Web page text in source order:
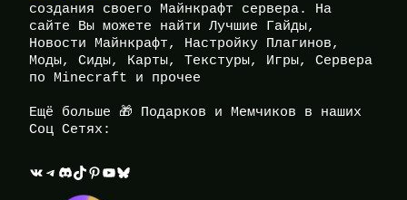
создания своего Майнкрафт сервера. На
сайте Вы можете найти Лучшие Гайды,
Новости Майнкрафт, Настройку Плагинов,
Моды, Сиды, Карты, Текстуры, Игры, Сервера
по Minecraft и прочее
Ещё больше 🎁 Подарков и Мемчиков в наших
Соц Сетях:
ВКонтакте Telegram Discord TikTok Pinterest YouTube Bluesky